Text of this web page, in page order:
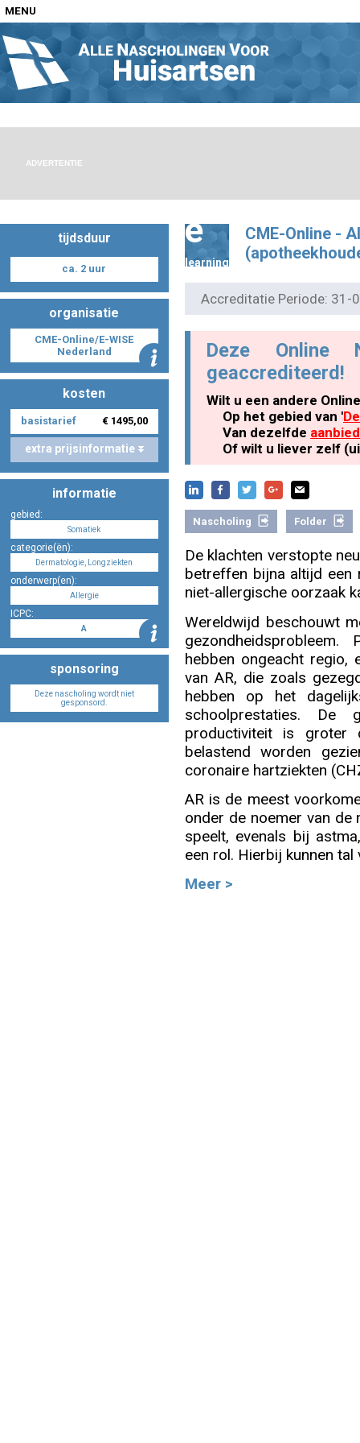
MENU
Home
Nascholingen op locatie (agenda)
Nascholingen online (elearning)
Nascholing aanmelden
Zoek op kaart
Registreren
Inloggen
ADVERTENTIE
tijdsduur
ca. 2 uur
organisatie
CME-Online/E-WISE
Nederland
kosten
basistarief € 1495,00
extra prijsinformatie
informatie
gebied:
Somatiek
categorie(ën):
Dermatologie, Longziekten
onderwerp(en):
Allergie
ICPC:
A
sponsoring
Deze nascholing wordt niet
gesponsord.
e
learning
CME-Online -
Accreditatie Periode:
Deze Online
geaccrediteerd!
Wilt u een andere
Op het gebied van '
Van dezelfde
Of wilt u liever zelf
Nascholing Folder
De klachten verstopte
betreffen bijna altijd een
niet-allergische oorzaak
Wereldwijd beschouwt
gezondheidsprobleem.
hebben ongeacht
van AR, die zoals
hebben op het
schoolprestaties.
productiviteit is groter
belastend worden
coronaire hartziekten
AR is de meest
onder de noemer van de
speelt, evenals bij
een rol. Hierbij kunnen
Meer >